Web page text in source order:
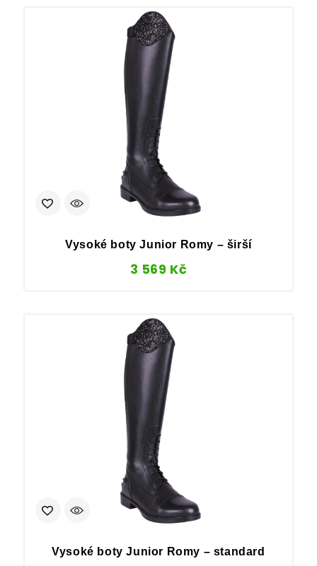
Vysoké boty Junior Romy – širší
3 569 Kč
Vysoké boty Junior Romy – standard